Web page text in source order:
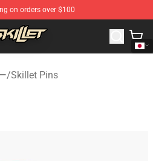
on orders over $100
Merchandise Store
/Skillet Pins